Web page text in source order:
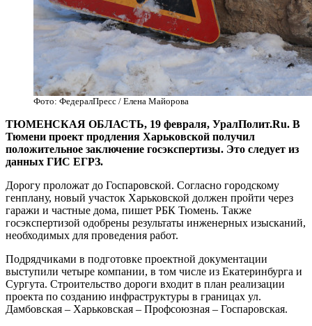
Фото: ФедералПресс / Елена Майорова
ТЮМЕНСКАЯ ОБЛАСТЬ, 19 февраля, УралПолит.Ru. В
Тюмени проект продления Харьковской получил
положительное заключение госэкспертизы. Это следует из
данных ГИС ЕГРЗ.
Дорогу проложат до Госпаровской. Согласно городскому
генплану, новый участок Харьковской должен пройти через
гаражи и частные дома, пишет РБК Тюмень. Также
госэкспертизой одобрены результаты инженерных изысканий,
необходимых для проведения работ.
Подрядчиками в подготовке проектной документации
выступили четыре компании, в том числе из Екатеринбурга и
Сургута. Строительство дороги входит в план реализации
проекта по созданию инфраструктуры в границах ул.
Дамбовская – Харьковская – Профсоюзная – Госпаровская.